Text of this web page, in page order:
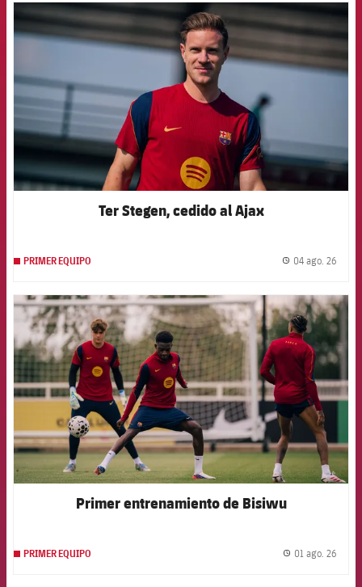
FCB Barcelona badge
Ter Stegen, cedido al Ajax
PRIMER EQUIPO 04 ago. 26
FCB Barcelona badge
Primer entrenamiento de Bisiwu
PRIMER EQUIPO 01 ago. 26